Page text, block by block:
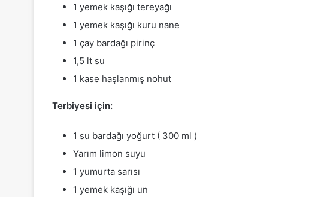
1 yemek kaşığı tereyağı
1 yemek kaşığı kuru nane
1 çay bardağı pirinç
1,5 lt su
1 kase haşlanmış nohut
Terbiyesi için:
1 su bardağı yoğurt ( 300 ml )
Yarım limon suyu
1 yumurta sarısı
1 yemek kaşığı un